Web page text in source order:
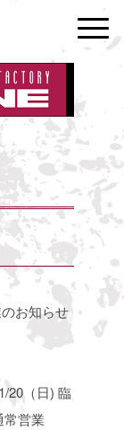
お知らせ
20（日) 臨
常営業